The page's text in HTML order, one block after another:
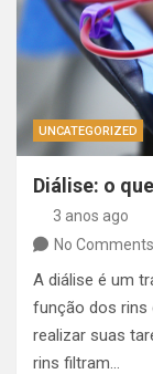
UNCATEGORIZED
Diálise: o
3 anos ago
No Comments
A diálise é um
função dos rins
realizar suas
rins filtram…